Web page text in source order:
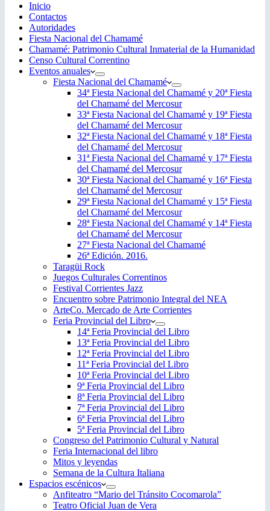
Inicio
Contactos
Autoridades
Fiesta Nacional del Chamamé
Chamamé: Patrimonio Cultural Inmaterial de la Humanidad
Censo Cultural Correntino
Eventos anuales
Fiesta Nacional del Chamamé
34ª Fiesta Nacional del Chamamé y 20ª Fiesta
del Chamamé del Mercosur
33ª Fiesta Nacional del Chamamé y 19ª Fiesta
del Chamamé del Mercosur
32ª Fiesta Nacional del Chamamé y 18ª Fiesta
del Chamamé del Mercosur
31ª Fiesta Nacional del Chamamé y 17ª Fiesta
del Chamamé del Mercosur
30ª Fiesta Nacional del Chamamé y 16ª Fiesta
del Chamamé del Mercosur
29ª Fiesta Nacional del Chamamé y 15ª Fiesta
del Chamamé del Mercosur
28ª Fiesta Nacional del Chamamé y 14ª Fiesta
del Chamamé del Mercosur
27ª Fiesta Nacional del Chamamé
26ª Edición. 2016.
Taragüi Rock
Juegos Culturales Correntinos
Festival Corrientes Jazz
Encuentro sobre Patrimonio Integral del NEA
ArteCo. Mercado de Arte Corrientes
Feria Provincial del Libro
14ª Feria Provincial del Libro
13ª Feria Provincial del Libro
12ª Feria Provincial del Libro
11ª Feria Provincial del Libro
10ª Feria Provincial del Libro
9ª Feria Provincial del Libro
8ª Feria Provincial del Libro
7ª Feria Provincial del Libro
6ª Feria Provincial del Libro
5ª Feria Provincial del Libro
Congreso del Patrimonio Cultural y Natural
Feria Internacional del libro
Mitos y leyendas
Semana de la Cultura Italiana
Espacios escénicos
Anfiteatro “Mario del Tránsito Cocomarola”
Teatro Oficial Juan de Vera